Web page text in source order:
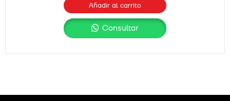
Añadir al carrito
Consultar